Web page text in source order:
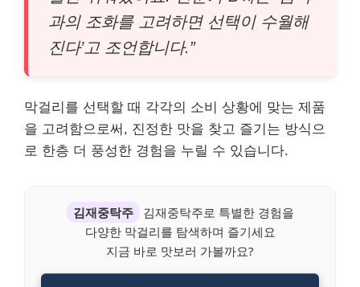
과의 조화를 고려하면 선택이 수월해
진다’고 조언합니다.”
막걸리를 선택할 때 각각의 소비 상황에 맞는 제품
을 고려함으로써, 진정한 맛을 찾고 즐기는 방식으
로 한층 더 풍성한 경험을 누릴 수 있습니다.
김재중탁주
김재중탁주로 특별한 경험을
다양한 막걸리를 탐색하며 즐기세요
지금 바로 맛보러 가볼까요?